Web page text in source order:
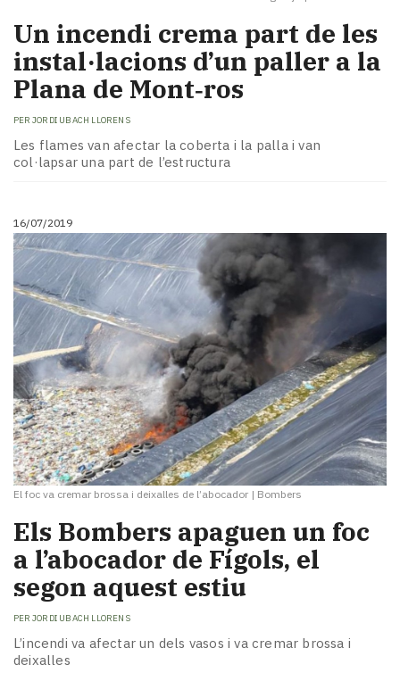
Un incendi crema part de les
instal·lacions d’un paller a la
Plana de Mont‑ros
PER JORDI UBACH LLORENS
Les flames van afectar la coberta i la palla i van
col·lapsar una part de l’estructura
16/07/2019
El foc va cremar brossa i deixalles de l’abocador | Bombers
Els Bombers apaguen un foc
a l’abocador de Fígols, el
segon aquest estiu
PER JORDI UBACH LLORENS
L’incendi va afectar un dels vasos i va cremar brossa i
deixalles